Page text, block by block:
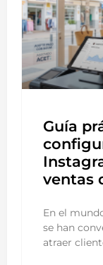
Guía
ventas
En el
se han
atraer